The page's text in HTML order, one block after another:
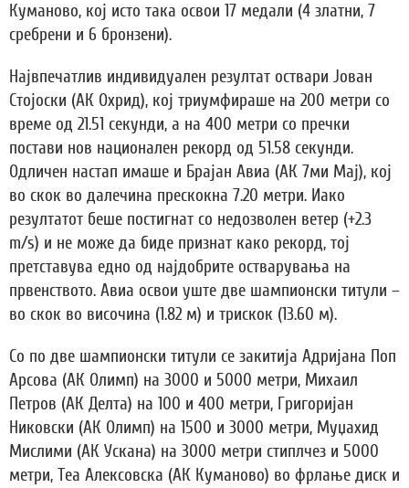
Куманово, кој исто така освои 17 медали (4 златни, 7
сребрени и 6 бронзени).
Највпечатлив индивидуален резултат оствари Јован
Стојоски (АК Охрид), кој триумфираше на 200 метри со
време од 21.51 секунди, а на 400 метри со пречки
постави нов национален рекорд од 51.58 секунди.
Одличен настап имаше и Брајан Авиа (АК 7ми Мај), кој
во скок во далечина прескокна 7.20 метри. Иако
резултатот беше постигнат со недозволен ветер (+2.3
m/s) и не може да биде признат како рекорд, тој
претставува едно од најдобрите остварувања на
првенството. Авиа освои уште две шампионски титули –
во скок во височина (1.82 м) и трискок (13.60 м).
Со по две шампионски титули се закитија Адријана Поп
Арсова (АК Олимп) на 3000 и 5000 метри, Михаил
Петров (АК Делта) на 100 и 400 метри, Григоријан
Никовски (АК Олимп) на 1500 и 3000 метри, Муџахид
Мислими (АК Ускана) на 3000 метри стиплчез и 5000
метри, Теа Алексовска (АК Куманово) во фрлање диск и